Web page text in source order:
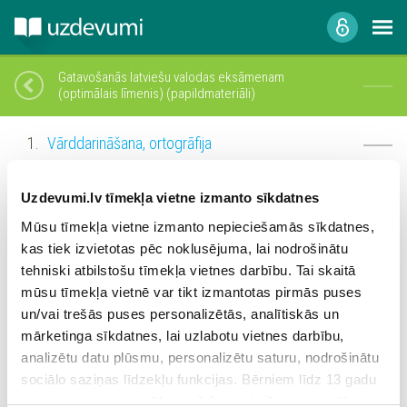
Uzdevumi.lv tīmekļa vietne izmanto sīkdatnes
Mūsu tīmekļa vietne izmanto nepieciešamās sīkdatnes,
kas tiek izvietotas pēc noklusējuma, lai nodrošinātu
tehniski atbilstošu tīmekļa vietnes darbību. Tai skaitā
mūsu tīmekļa vietnē var tikt izmantotas pirmās puses
un/vai trešās puses personalizētās, analītiskās un
mārketinga sīkdatnes, lai uzlabotu vietnes darbību,
analizētu datu plūsmu, personalizētu saturu, nodrošinātu
sociālo saziņas līdzekļu funkcijas. Bērniem līdz 13 gadu
vecumam pirms izvēles veikšanas ir jāprasa vecāka vai
Gatavošanās latviešu valodas eksāmenam
(optimālais līmenis) (papildmateriāli)
Vārddarināšana, ortogrāfija
Vārdšķiras – darbības vārds, laiki, kārtas,
izteiksmes
Sintakse
Leksikoloģija, frazeoloģija
Valodas funkcionālie stili un tekstveide